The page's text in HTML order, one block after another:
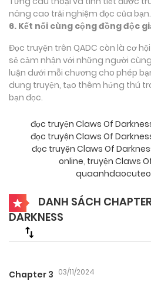
nâng cao trải nghiệm đọc của bạn.
6. Kết nối cùng cộng đồng độc
Đọc truyện trên QADC còn là cơ
sẻ cảm nhận với những người
luận dưới mỗi chương cho phép
dung truyện, tạo thêm hứng thú
bạn đọc.
đọc truyện Claws Of
đọc truyện Claws Of
đọc truyện Claws Of
online, truyện Claws
quaanhdaocuteo
DANH SÁCH
DARKNESS
Chapter 3 03/11/2024